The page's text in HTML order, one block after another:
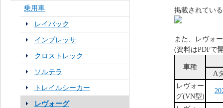
乗用車
レイバック
インプレッサ
クロストレック
ソルテラ
トレイルシーカー
レヴォーグ
掲載されてい
また、レヴォ
(資料はPDFで
車種
A
レヴォー
グ(VN型)